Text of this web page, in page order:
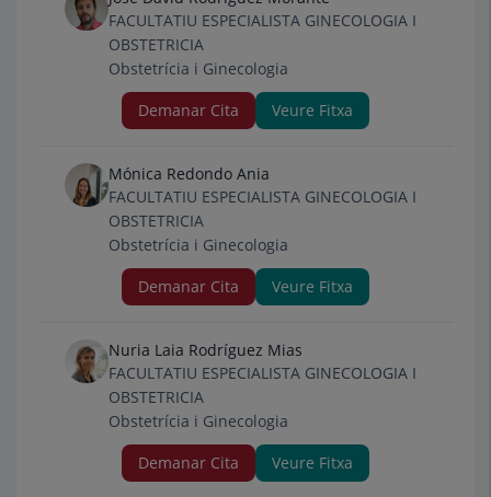
FACULTATIU ESPECIALISTA GINECOLOGIA I
OBSTETRICIA
Obstetrícia i Ginecologia
Demanar Cita
Veure Fitxa
Mónica Redondo Ania
FACULTATIU ESPECIALISTA GINECOLOGIA I
OBSTETRICIA
Obstetrícia i Ginecologia
Demanar Cita
Veure Fitxa
Nuria Laia Rodríguez Mias
FACULTATIU ESPECIALISTA GINECOLOGIA I
OBSTETRICIA
Obstetrícia i Ginecologia
Demanar Cita
Veure Fitxa